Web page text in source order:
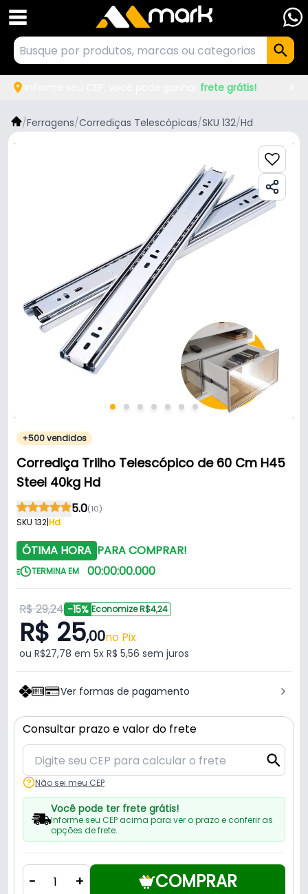
frete grátis!
/Ferragens/Corrediças Telescópicas/SKU 132/Hd
+500 vendidos
Corrediça Trilho Telescópico de 60 Cm H45
Steel 40kg Hd
5.0(10)
SKU 132|Hd
ÓTIMA HORA PARA COMPRAR!
TERMINA EM 00:00:00.000
R$ 29,24 -15% Economize R$4,24
R$ 25,00no Pix
ou R$27,78 em 5x R$ 5,56 sem juros
Ver formas de pagamento
Consultar prazo e valor do frete
Não sei meu CEP
Você pode ter frete grátis!
Informe seu CEP acima para ver o prazo e conferir as
opções de frete.
- + COMPRAR